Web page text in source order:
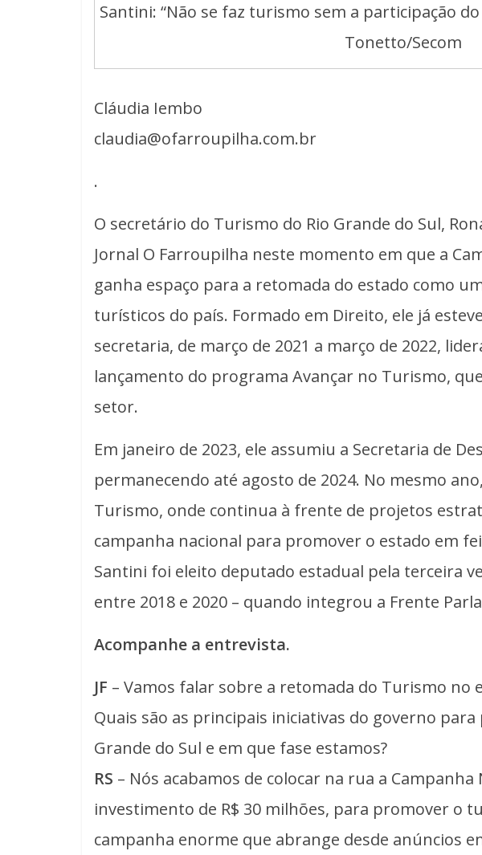
Santini: “Não se faz turismo sem a participação
Tonetto/Secom
Cláudia Iembo
claudia@ofarroupilha.com.br
.
O secretário do Turismo do Rio Grande do Sul,
Jornal O Farroupilha neste momento em que a
ganha espaço para a retomada do estado como
turísticos do país. Formado em Direito, ele já
secretaria, de março de 2021 a março de 2022,
lançamento do programa Avançar no Turismo,
setor.
Em janeiro de 2023, ele assumiu a Secretaria de
permanecendo até agosto de 2024. No mesmo
Turismo, onde continua à frente de projetos
campanha nacional para promover o estado em
Santini foi eleito deputado estadual pela terceira
entre 2018 e 2020 – quando integrou a Frente
Acompanhe a entrevista.
JF – Vamos falar sobre a retomada do Turismo no
Quais são as principais iniciativas do governo
Grande do Sul e em que fase estamos?
RS – Nós acabamos de colocar na rua a
investimento de R$ 30 milhões, para promover o
campanha enorme que abrange desde anúncios